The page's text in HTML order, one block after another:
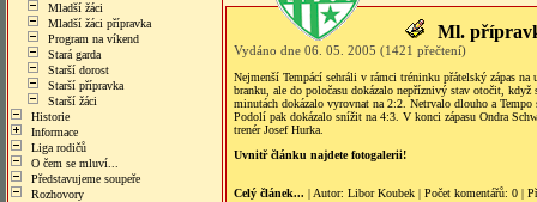
Mladší žáci
Mladší žáci přípravka
Program na víkend
Stará garda
Starší dorost
Starší přípravka
Starší žáci
Historie
Informace
Liga rodičů
O čem se mluví...
Představujeme soupeře
Rozhovory
Ml.
Vydáno dne 06. 05. 2005 (1421 přečtení)
Nejmenší Tempácí sehráli v rámci tréninku přátelský zápas
branku, ale do poločasu dokázalo nepříznivý stav otočit,
minutách dokázalo vyrovnat na 2:2. Netrvalo dlouho a
Podolí pak dokázalo snížit na 4:3. V konci zápasu Ondra
trenér Josef Hurka.
Uvnitř článku najdete fotogalerii!
Celý článek... | Autor: Libor Koubek | Počet komentářů: 0 |